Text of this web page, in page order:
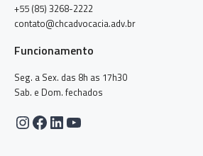
+55 (85) 3268-2222
contato@chcadvocacia.adv.br
Funcionamento
Seg. a Sex. das 8h as 17h30
Sab. e Dom. fechados
Instagram
Facebook
LinkedIn
Youtube